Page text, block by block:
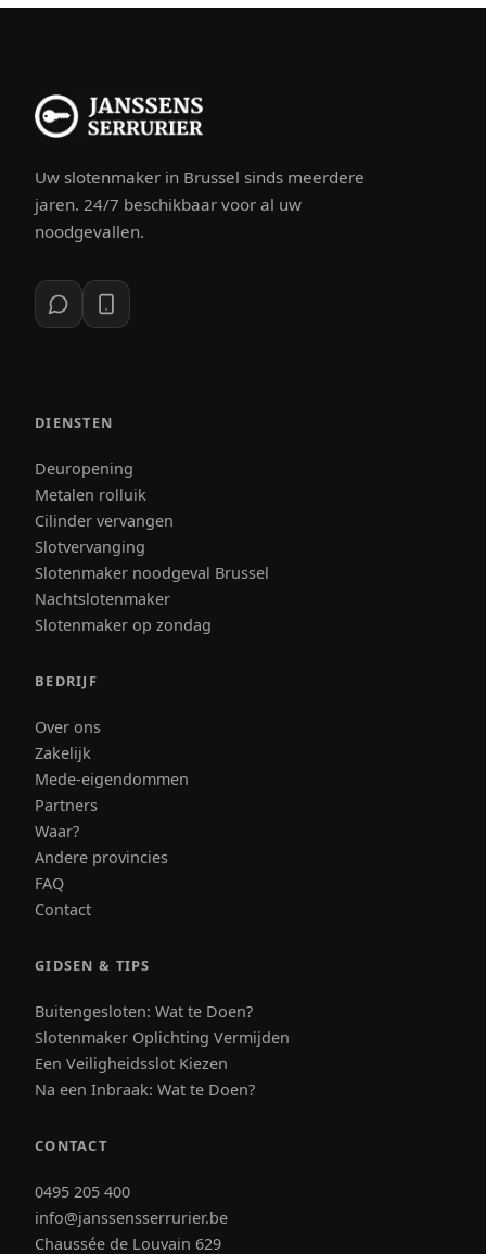
Uw slotenmaker in Brussel sinds meerdere
jaren. 24/7 beschikbaar voor al uw
noodgevallen.
DIENSTEN
Deuropening
Metalen rolluik
Cilinder vervangen
Slotvervanging
Slotenmaker noodgeval Brussel
Nachtslotenmaker
Slotenmaker op zondag
BEDRIJF
Over ons
Zakelijk
Mede-eigendommen
Partners
Waar?
Andere provincies
FAQ
Contact
GIDSEN & TIPS
Buitengesloten: Wat te Doen?
Slotenmaker Oplichting Vermijden
Een Veiligheidsslot Kiezen
Na een Inbraak: Wat te Doen?
CONTACT
0495 205 400
info@janssensserrurier.be
Chaussée de Louvain 629